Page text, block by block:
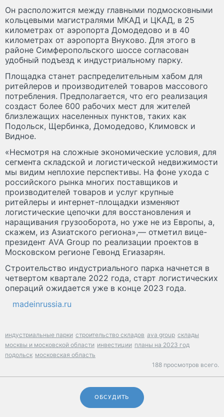
Он расположится между главными подмосковными
кольцевыми магистралями МКАД и ЦКАД, в 25
километрах от аэропорта Домодедово и в 40
километрах от аэропорта Внуково. Для этого в
районе Симферопольского шоссе согласован
удобный подъезд к индустриальному парку.
Площадка станет распределительным хабом для
ритейлеров и производителей товаров массового
потребления. Предполагается, что его реализация
создаст более 600 рабочих мест для жителей
близлежащих населенных пунктов, таких как
Подольск, Щербинка, Домодедово, Климовск и
Видное.
«Несмотря на сложные экономические условия, для
сегмента складской и логистической недвижимости
мы видим неплохие перспективы. На фоне ухода с
российского рынка многих поставщиков и
производителей товаров и услуг крупные
ритейлеры и интернет-площадки изменяют
логистические цепочки для восстановления и
наращивания грузооборота, но уже не из Европы, а,
скажем, из Азиатского региона»,— отметил вице-
президент AVA Group по реализации проектов в
Московском регионе Гевонд Егиазарян.
Строительство индустриального парка начнется в
четвертом квартале 2022 года, старт логистических
операций ожидается уже в конце 2023 года.
madeinrussia.ru
индустриальные парки строительство складов ava group склады
москвы и московской области инвестиции планы на 2023 год
подольск московская область
188 просмотров всего.
ОБСУДИТЬ